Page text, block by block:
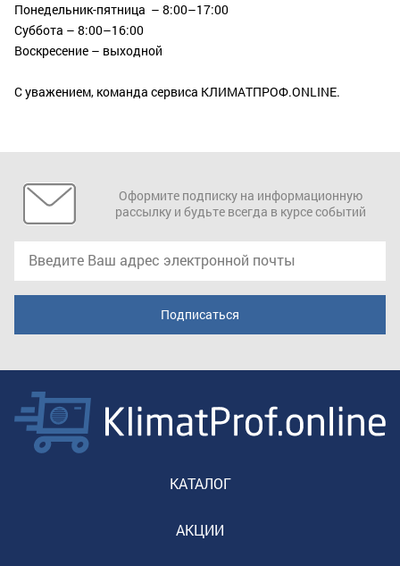
Понедельник-пятница – 8:00–17:00
Суббота – 8:00–16:00
Воскресение – выходной
С уважением, команда сервиса КЛИМАТПРОФ.ONLINE.
Оформите подписку на информационную
рассылку и будьте всегда в курсе событий
КАТАЛОГ
АКЦИИ